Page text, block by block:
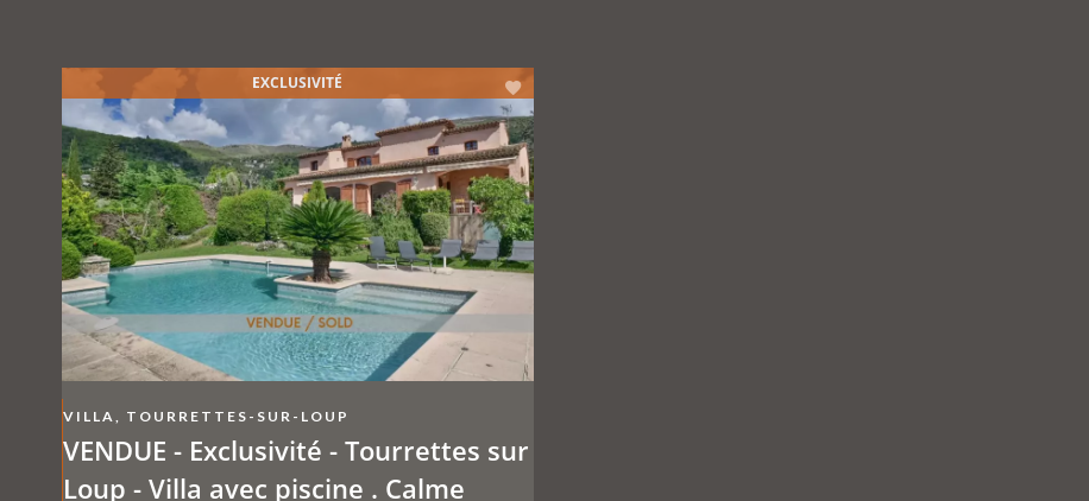
VILLA, TOURRETTES-SUR-LOUP
VENDUE - Exclusivité - Tourrettes sur
Loup - Villa avec piscine . Calme
EXCLUSIVITÉ